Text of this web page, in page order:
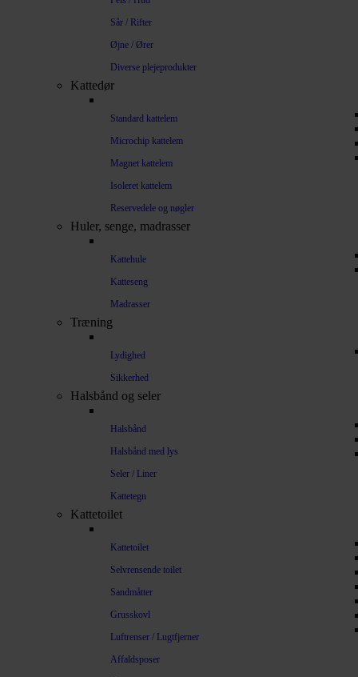
Sår / Rifter
Øjne / Ører
Diverse plejeprodukter
Kattedør
Standard kattelem
Microchip kattelem
Magnet kattelem
Isoleret kattelem
Reservedele og nøgler
Huler, senge, madrasser
Kattehule
Katteseng
Madrasser
Træning
Lydighed
Sikkerhed
Halsbånd og seler
Halsbånd
Halsbånd med lys
Seler / Liner
Kattetegn
Kattetoilet
Kattetoilet
Selvrensende toilet
Sandmåtter
Grusskovl
Luftrenser / Lugtfjerner
Affaldsposer